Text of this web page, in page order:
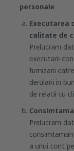
personale
Executarea
calitate de
Prelucram
executarii
furnizarii
derularii in
de relatii cu
Prelucram
a unui cont